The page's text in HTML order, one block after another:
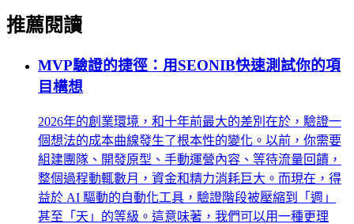
推薦閱讀
MVP驗證的捷徑：用SEONIB快速測試你的項
目構想
2026年的創業環境，和十年前最大的差別在於，驗證一
個想法的成本曲線發生了根本性的變化。以前，你需要
組建團隊、開發原型、手動運營內容、等待流量回饋，
整個過程動輒數月，資金和精力消耗巨大。而現在，得
益於 AI 驅動的自動化工具，驗證階段被壓縮到「週」
甚至「天」的等級。這意味著，我們可以用一種更理